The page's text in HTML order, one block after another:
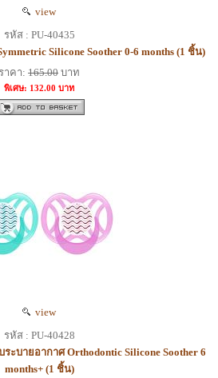
view
รหัส : PU-40435
Silicone Soother 0-6 months (1 ชิ้น)
ราคา: 165.00 บาท
พิเศษ: 132.00 บาท
view
รหัส : PU-40428
บายอากาศ Orthodontic Silicone Soother 6
months+ (1 ชิ้น)